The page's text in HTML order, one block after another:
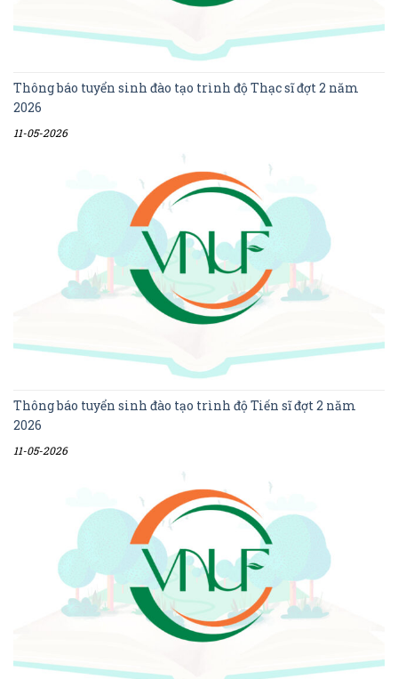
Thông báo tuyển sinh đào tạo trình độ Thạc sĩ đợt 2 năm
2026
11-05-2026
Thông báo tuyển sinh đào tạo trình độ Tiến sĩ đợt 2 năm
2026
11-05-2026